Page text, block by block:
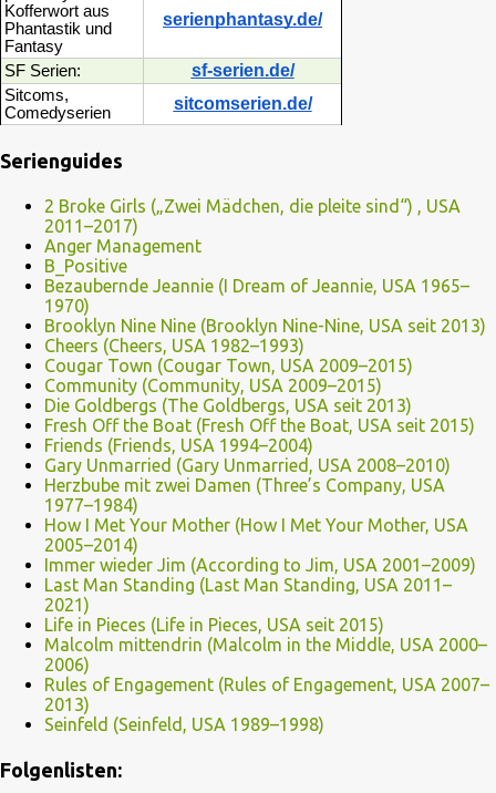
Kofferwort aus
Phantastik und
Fantasy
serienphantasy.de/
SF Serien: sf-serien.de/
Sitcoms,
Comedyserien
sitcomserien.de/
Serienguides
2 Broke Girls („Zwei Mädchen, die pleite sind“) , USA
2011–2017)
Anger Management
B_Positive
Bezaubernde Jeannie (I Dream of Jeannie, USA 1965–
1970)
Brooklyn Nine Nine (Brooklyn Nine-Nine, USA seit 2013)
Cheers (Cheers, USA 1982–1993)
Cougar Town (Cougar Town, USA 2009–2015)
Community (Community, USA 2009–2015)
Die Goldbergs (The Goldbergs, USA seit 2013)
Fresh Off the Boat (Fresh Off the Boat, USA seit 2015)
Friends (Friends, USA 1994–2004)
Gary Unmarried (Gary Unmarried, USA 2008–2010)
Herzbube mit zwei Damen (Three’s Company, USA
1977–1984)
How I Met Your Mother (How I Met Your Mother, USA
2005–2014)
Immer wieder Jim (According to Jim, USA 2001–2009)
Last Man Standing (Last Man Standing, USA 2011–
2021)
Life in Pieces (Life in Pieces, USA seit 2015)
Malcolm mittendrin (Malcolm in the Middle, USA 2000–
2006)
Rules of Engagement (Rules of Engagement, USA 2007–
2013)
Seinfeld (Seinfeld, USA 1989–1998)
Folgenlisten: